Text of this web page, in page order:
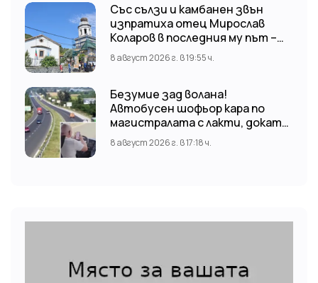
Със сълзи и камбанен звън
изпратиха отец Мирослав
Коларов в последния му път –
Пловдивският митрополит
Николай отслужи опелото
8 август 2026 г. в 19:55 ч.
Безумие зад волана!
Автобусен шофьор кара по
магистралата с лакти, докато
гледа TikTok
8 август 2026 г. в 17:18 ч.